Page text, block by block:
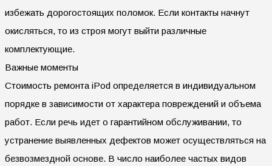
избежать дорогостоящих поломок. Если контакты начнут
окисляться, то из строя могут выйти различные
комплектующие.
Важные моменты
Стоимость ремонта iPod определяется в индивидуальном
порядке в зависимости от характера повреждений и объема
работ. Если речь идет о гарантийном обслуживании, то
устранение выявленных дефектов может осуществляться на
безвозмездной основе. В число наиболее частых видов